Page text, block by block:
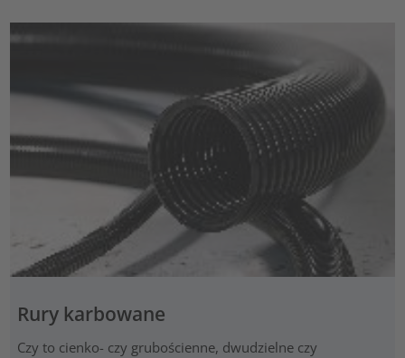
Rury karbowane
Czy to cienko- czy grubościenne, dwudzielne czy